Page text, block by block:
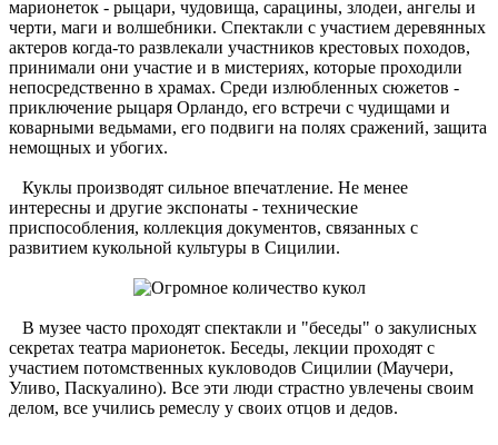
марионеток - рыцари, чудовища, сарацины, злодеи, ангелы и
черти, маги и волшебники. Спектакли с участием деревянных
актеров когда-то развлекали участников крестовых походов,
принимали они участие и в мистериях, которые проходили
непосредственно в храмах. Среди излюбленных сюжетов -
приключение рыцаря Орландо, его встречи с чудищами и
коварными ведьмами, его подвиги на полях сражений, защита
немощных и убогих.
Куклы производят сильное впечатление. Не менее
интересны и другие экспонаты - технические
приспособления, коллекция документов, связанных с
развитием кукольной культуры в Сицилии.
В музее часто проходят спектакли и "беседы" о закулисных
секретах театра марионеток. Беседы, лекции проходят с
участием потомственных кукловодов Сицилии (Маучери,
Уливо, Паскуалино). Все эти люди страстно увлечены своим
делом, все учились ремеслу у своих отцов и дедов.